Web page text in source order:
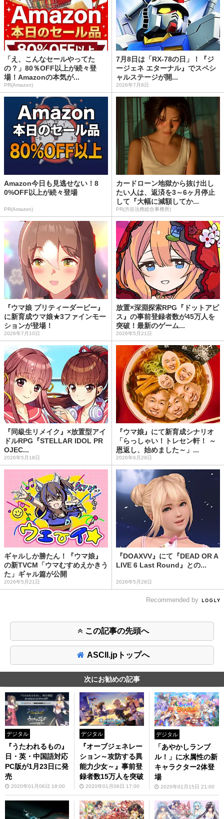
「え、こんなセールやってた
の？」80％OFF以上が続々登
場！Amazonの本気が...
PR(Amazon)
7月8日は「RX-78の日」！『ジ
ージェネ エターナル』でスペシ
ャルステージが開...
2026年7月8日
Amazon今日も見逃せない！8
0%OFF以上が続々登場
PR(Amazon)
カードローン地獄から抜け出し
たい人は、返済を3～6ヶ月停止
して『大幅に減額してか...
PR(渋谷法務総合事務所)
『ウマ娘 プリティーダービー』
に新育成ウマ娘★3ファインモー
ションが登場！
2026年7月10日
放置×深淵探索RPG『ドットアビ
ス』の事前登録者数が45万人を
突破！最新のゲーム...
2026年5月21日
『同級生リメイク』×放置型アイ
ドルRPG『STELLAR IDOL PR
OJEC...
2026年5月18日
『ウマ娘』にて新育成シナリオ
「らっしゃい！トレセン軒！ ～
恩返し、始めました～」...
2026年6月29日
ギャルしか勝たん！『ウマ娘』
の新TVCM「ウマむすめえかきう
た」ギャル篇が公開
2026年5月21日
『DOAXVV』にて『DEAD OR A
LIVE 6 Last Round』との...
2026年5月28日
Recommended by
この記事の先頭へ
ASCII.jpトップへ
次にお勧めの記事
デジタル
『うたわれるもの』
日・英・中国語対応
PC版が1月23日に発
売
2020年01月06日 18:00
デジタル
『オーブジェネレー
ション～攻防する異
能力少女～』事前登
録者数15万人を突破
2020年01月06日 17:00
デジタル
「あやかしランブ
ル！」に水属性の新
キャラクター2体登
場
2020年01月15日 21:00